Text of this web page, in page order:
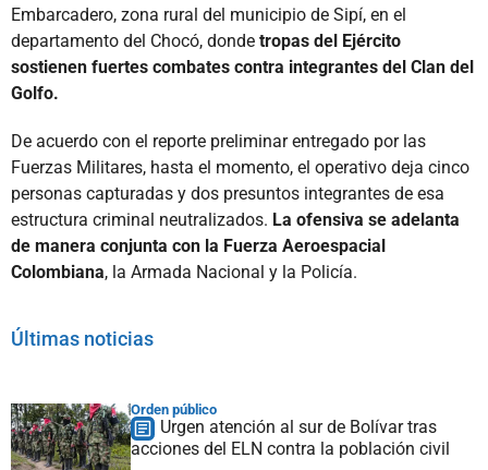
Embarcadero, zona rural del municipio de Sipí, en el
departamento del Chocó, donde tropas del Ejército
sostienen fuertes combates contra integrantes del Clan del
Golfo.
De acuerdo con el reporte preliminar entregado por las
Fuerzas Militares, hasta el momento, el operativo deja cinco
personas capturadas y dos presuntos integrantes de esa
estructura criminal neutralizados. La ofensiva se adelanta
de manera conjunta con la Fuerza Aeroespacial
Colombiana, la Armada Nacional y la Policía.
Últimas noticias
Orden público
Urgen atención al sur de Bolívar tras
acciones del ELN contra la población civil